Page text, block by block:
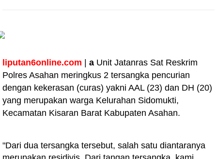
liputan6online.com a Unit Jatanras Sat Reskrim
Polres Asahan meringkus 2 tersangka pencurian
dengan kekerasan (curas) yakni AAL (23) dan DH (20)
yang merupakan warga Kelurahan Sidomukti,
Kecamatan Kisaran Barat Kabupaten Asahan.
"Dari dua tersangka tersebut, salah satu diantaranya